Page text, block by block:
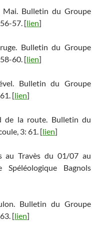
Mai. Bulletin du Groupe
57. [lien]
Bulletin du Groupe
60. [lien]
Bulletin du Groupe
[lien]
de la route. Bulletin du
3: 61. [lien]
au Travès du 01/07 au
Bagnols
Bulletin du Groupe
[lien]